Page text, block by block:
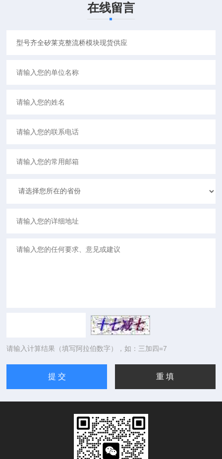
在线留言
请输入计算结果（填写阿拉伯数字），如：三加四=7